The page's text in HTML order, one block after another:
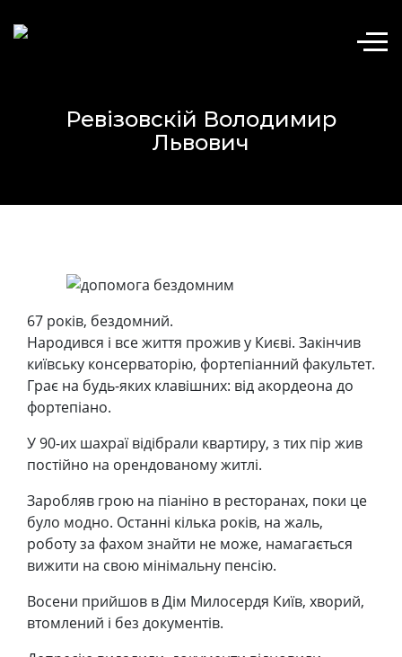
Ревізовскій Володимир
Львович
67 років, бездомний.
Народився і все життя прожив у Києві. Закінчив
київську консерваторію, фортепіанний факультет.
Грає на будь-яких клавішних: від акордеона до
фортепіано.
У 90-их шахраї відібрали квартиру, з тих пір жив
постійно на орендованому житлі.
Заробляв грою на піаніно в ресторанах, поки це
було модно. Останні кілька років, на жаль,
роботу за фахом знайти не може, намагається
вижити на свою мінімальну пенсію.
Восени прийшов в Дім Милосердя Київ, хворий,
втомлений і без документів.